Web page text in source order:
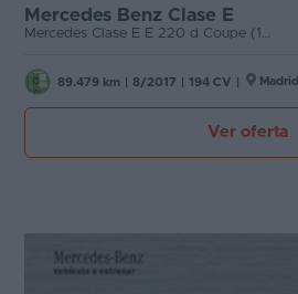
Mercedes Benz Clase E
Mercedes Clase E E 220 d Coupe (194 CV) Pack AMG
89.479 km 8/2017 194 CV Madrid
Ver oferta